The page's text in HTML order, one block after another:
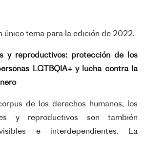
único tema para la edición de 2022.
y reproductivos: protección de los
LGTBQIA+ y lucha contra la
de los derechos humanos, los
y reproductivos son también
e interdependientes. La